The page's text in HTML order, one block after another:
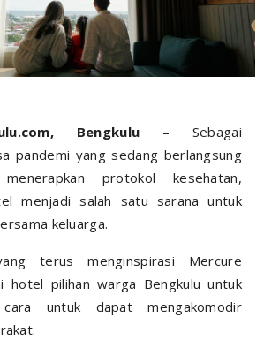
Bengkulu – Sebagai
pandemi yang sedang berlangsung
protokol kesehatan,
menjadi salah satu sarana untuk
keluarga.
terus menginspirasi Mercure
hotel pilihan warga Bengkulu untuk
untuk dapat mengakomodir